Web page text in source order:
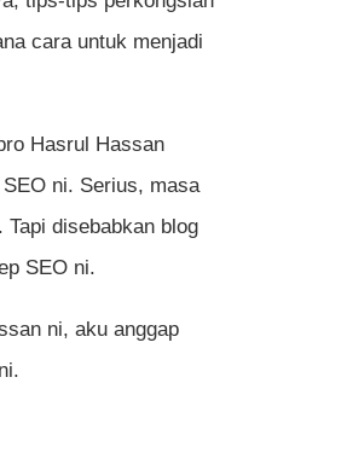
cara untuk menjadi
Hasrul Hassan
ni. Serius, masa
disebabkan blog
SEO ni.
ni, aku anggap
ni.